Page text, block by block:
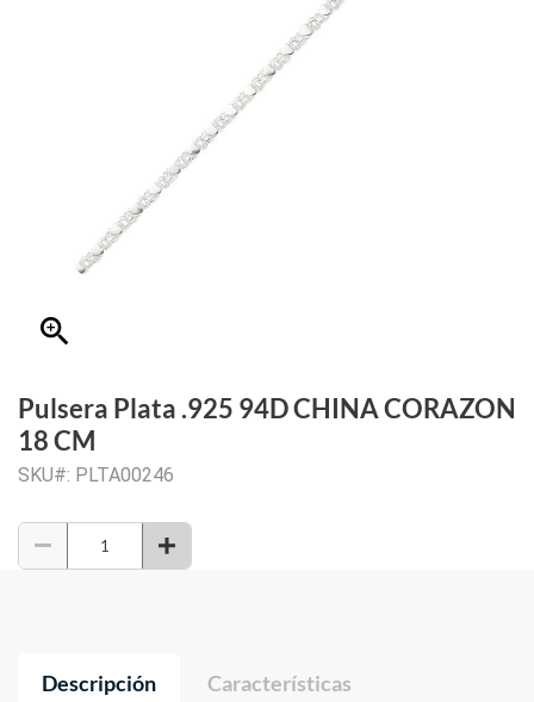
zoom_in
Pulsera Plata .925 94D CHINA CORAZON
18 CM
SKU#: PLTA00246
Descripción Características